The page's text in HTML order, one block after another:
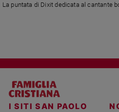
La puntata di Dixit dedicata al cantante
I SITI SAN PAOLO